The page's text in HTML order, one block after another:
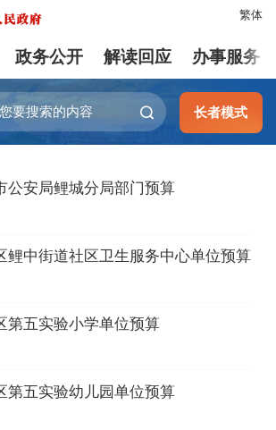
繁体
政务公开 解读回应 办事服务
长者模式
公安局鲤城分局部门预算
鲤中街道社区卫生服务中心单位预算
第五实验小学单位预算
第五实验幼儿园单位预算